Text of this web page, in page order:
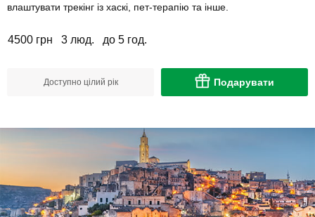
влаштувати трекінг із хаскі, пет-терапію та інше.
4500 грн 3 люд. до 5 год.
Доступно цілий рік Подарувати